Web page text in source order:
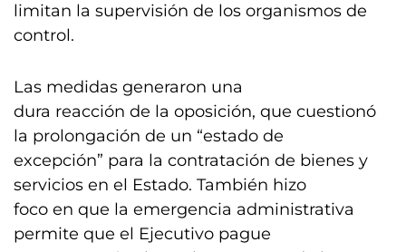
limitan la supervisión de los organismos de
control.
Las medidas generaron una
dura reacción de la oposición, que cuestionó
la prolongación de un “estado de
excepción” para la contratación de bienes y
servicios en el Estado. También hizo
foco en que la emergencia administrativa
permite que el Ejecutivo pague